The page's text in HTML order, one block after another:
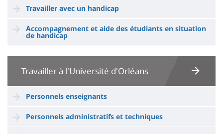
Travailler avec un handicap
Accompagnement et aide des étudiants en situation
de handicap
Travailler à l'Université d'Orléans
Personnels enseignants
Personnels administratifs et techniques